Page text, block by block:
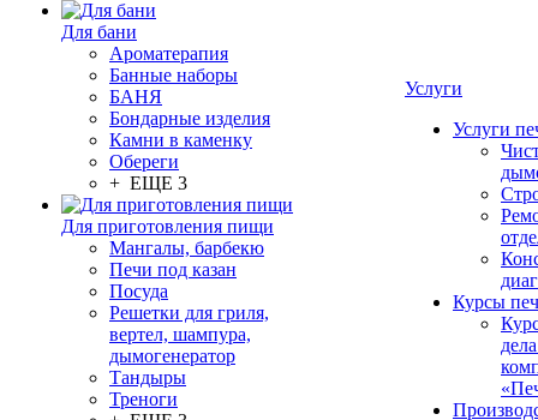
Для бани
Ароматерапия
Банные наборы
БАНЯ
Бондарные изделия
Камни в каменку
Обереги
+ ЕЩЕ 3
Для приготовления пищи
Мангалы, барбекю
Печи под казан
Посуда
Решетки для гриля,
вертел, шампура,
дымогенератор
Тандыры
Треноги
Услуги
Услуги
Курсы